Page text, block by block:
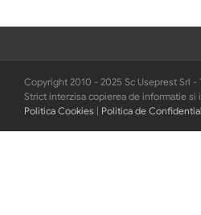
Copyright 2010 - 2025 Sc Useprest Srl -
Strict interzisa copierea de informatie
Politica Cookies | Politica de